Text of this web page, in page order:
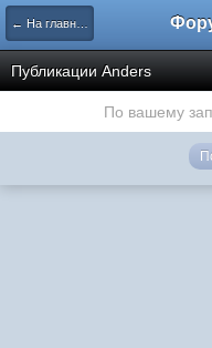
← На главную
Публикации Anders
По вашему